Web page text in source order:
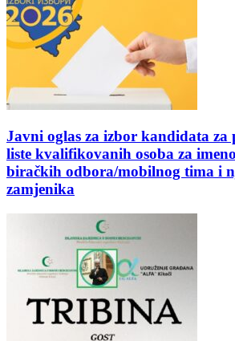
Javni oglas za izbor kandidata za
liste kvalifikovanih osoba za
biračkih odbora/mobilnog tima i
zamjenika